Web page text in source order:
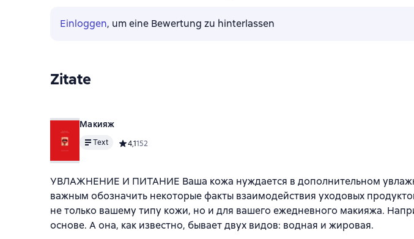
Einloggen, um eine Bewertung zu hinterlassen
Zitate
Макияж
Text Средний рейтинг 4,1 на основе 152 оценок
4,1152
УВЛАЖНЕНИЕ И ПИТАНИЕ Ваша кожа нуждается в дополнительном
важным обозначить некоторые факты взаимодействия уходовых
не только вашему типу кожи, но и для вашего ежедневного макияжа.
основе. А она, как известно, бывает двух видов: водная и жировая.